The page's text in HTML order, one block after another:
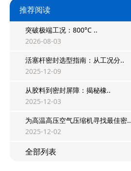
推荐阅读
突破极端工况：800°C ..
2026-08-03
活塞杆密封选型指南：从工况分..
2025-12-09
从胶料到密封屏障：揭秘橡..
2025-12-03
为高温高压空气压缩机寻找最佳密..
2025-12-02
全部列表